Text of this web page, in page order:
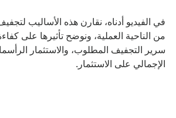
في الفيديو أدناه، نقارن هذه الأساليب
من الناحية العملية، ونوضح تأثيرها على
سرير التجفيف المطلوب، والاستثمار
الإجمالي على الاستثمار.